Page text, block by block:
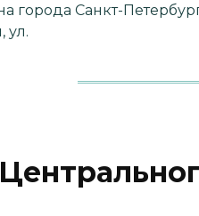
города Санкт-
ул.